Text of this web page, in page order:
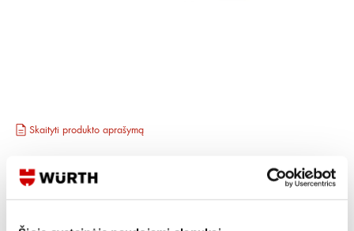
Skaityti produkto aprašymą
Kainos matomos tik registruotiems vartotojams.